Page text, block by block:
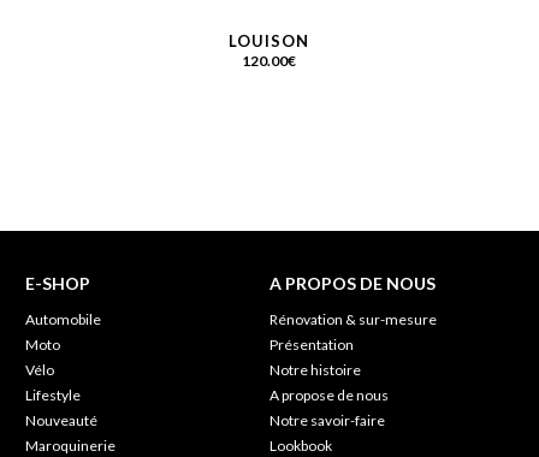
LOUISON
120.00€
E-SHOP
Automobile
Moto
Vélo
Lifestyle
Nouveauté
Maroquinerie
A PROPOS DE NOUS
Rénovation & sur-mesure
Présentation
Notre histoire
A propose de nous
Notre savoir-faire
Lookbook